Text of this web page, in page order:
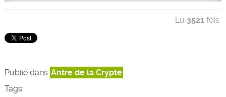
Lu 3521 fois
Publié dans Antre de la Crypte
Tags: